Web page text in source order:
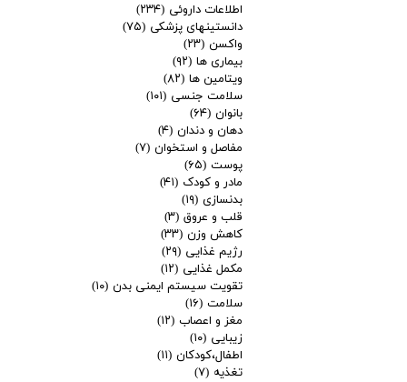
اطلاعات داروئی (۲۳۴)
دانستینهای پزشکی (۷۵)
واکسن (۲۳)
بیماری ها (۹۲)
ویتامین ها (۸۲)
سلامت جنسی (۱۰۱)
بانوان (۶۴)
دهان و دندان (۴)
مفاصل و استخوان (۷)
پوست (۶۵)
مادر و کودک (۴۱)
بدنسازی (۱۹)
قلب و عروق (۳)
کاهش وزن (۳۳)
رژیم غذایی (۲۹)
مکمل غذایی (۱۲)
تقویت سیستم ایمنی بدن (۱۰)
سلامت (۱۶)
مغز و اعصاب (۱۲)
زیبایی (۱۰)
اطفال،کودکان (۱۱)
تغذیه (۷)